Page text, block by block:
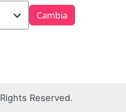
Reserved.